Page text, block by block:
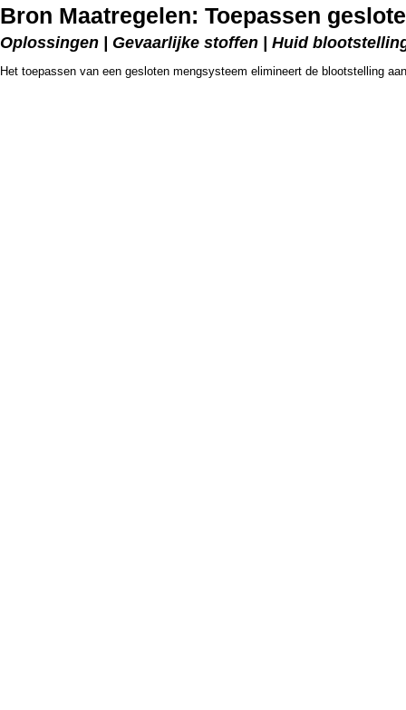
Bron Maatregelen: Toepassen
Oplossingen | Gevaarlijke stoffen | Huid
Het toepassen van een gesloten mengsysteem elimineert de blootstelling